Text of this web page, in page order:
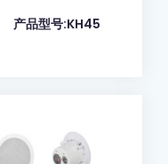
产品型号:KH45